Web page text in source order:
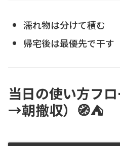
濡れ物は分けて積む
帰宅後は最優先で干す
当日の使い方フ
→朝撤収）🧭⛺